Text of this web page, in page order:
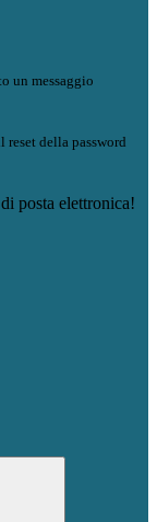
un messaggio
reset della password
posta elettronica!